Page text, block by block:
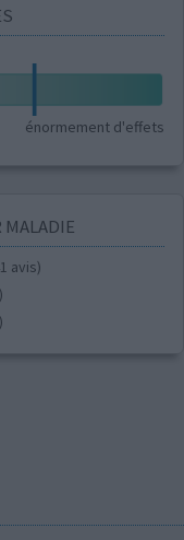
énormement d'effets
MALADIE
avis)